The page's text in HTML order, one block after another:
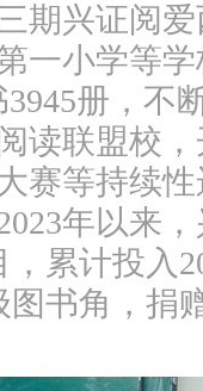
期兴证阅
一小学等学
册，不
读联盟校
赛等持续
年以来
累计投入
图书角，捐